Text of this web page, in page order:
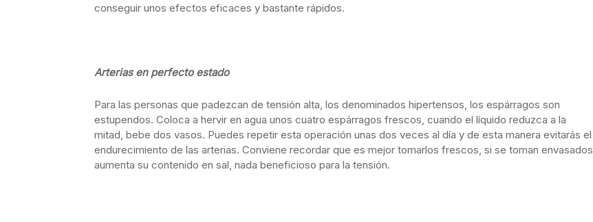
conseguir unos efectos eficaces y bastante rápidos.
Arterias en perfecto estado
Para las personas que padezcan de tensión alta, los denominados hipertensos, los espárragos son
estupendos. Coloca a hervir en agua unos cuatro espárragos frescos, cuando el líquido reduzca a la
mitad, bebe dos vasos. Puedes repetir esta operación unas dos veces al día y de esta manera evitarás el
endurecimiento de las arterias. Conviene recordar que es mejor tomarlos frescos, si se toman envasados
aumenta su contenido en sal, nada beneficioso para la tensión.